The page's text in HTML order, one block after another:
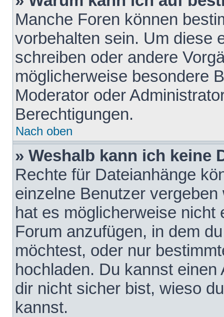
Manche Foren können
vorbehalten sein. Um diese
schreiben oder andere
möglicherweise besondere
Moderator oder
Berechtigungen.
Nach oben
» Weshalb kann ich keine
Rechte für Dateianhänge
einzelne Benutzer
hat es möglicherweise nicht
Forum anzufügen, in dem
möchtest, oder nur
hochladen. Du kannst
dir nicht sicher bist, wieso
kannst.